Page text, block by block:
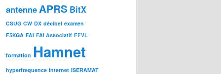
antenneAPRS BitX
CSUG CW DX décibel examen
F5KGA FAI FAI Associatif FFVL
formation Hamnet
hyperfrequence Internet ISERAMAT